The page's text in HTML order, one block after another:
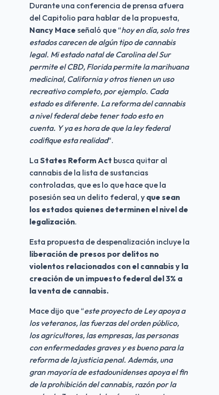
Durante una conferencia de prensa afuera
Nancy Mace señaló que “hoy en día, solo tres
estados carecen de algún tipo de cannabis
legal. Mi estado natal de Carolina del Sur
permite el CBD, Florida permite la marihuana
medicinal, California y otros tienen un uso
recreativo completo, por ejemplo. Cada
estado es diferente. La reforma del cannabis
a nivel federal debe tener todo esto en
cuenta. Y ya es hora de que la ley federal
codifique esta realidad“.
La States Reform Act busca quitar al
cannabis de la lista de sustancias
controladas, que es lo que hace que la
posesión sea un delito federal, y que sean
los estados quienes determinen el nivel de
legalización.
liberación de presos por delitos no
violentos relacionados con el cannabis y la
creación de un impuesto federal del 3% a
la venta de cannabis.
Mace dijo que “este proyecto de Ley apoya a
los veteranos, las fuerzas del orden público,
los agricultores, las empresas, las personas
con enfermedades graves y es bueno para la
reforma de la justicia penal. Además, una
gran mayoría de estadounidenses apoya el fin
de la prohibición del cannabis, razón por la